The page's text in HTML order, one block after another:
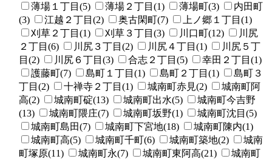
薄場１丁目(5)
薄場２丁目(1) 薄場町(3)
内田町
(3)
江越２丁目(2) 奥古閑町(7)
上ノ郷１丁目(1)
刈草２丁目(1)
刈草３丁目(3) 川口町(12)
川尻
２丁目(6)
川尻３丁目(2) 川尻４丁目(1)
川尻５丁
目(2)
川尻６丁目(3) 合志２丁目(5)
幸田２丁目(1)
護藤町(7)
島町１丁目(1) 島町２丁目(1)
島町３
丁目(2)
十禅寺２丁目(1) 城南町赤見(2)
城南町阿
高(2)
城南町碇(13) 城南町出水(5)
城南町今吉野
(13)
城南町隈庄(7) 城南町坂野(1)
城南町沈目(5)
城南町島田(7)
城南町下宮地(18)
城南町陳内(1)
城南町高(5)
城南町千町(6) 城南町築地(2)
城南
町塚原(11)
城南町永(7) 城南町東阿高(21)
城南町